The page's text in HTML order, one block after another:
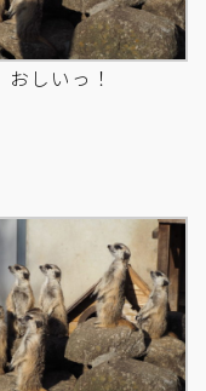
おしいっ！